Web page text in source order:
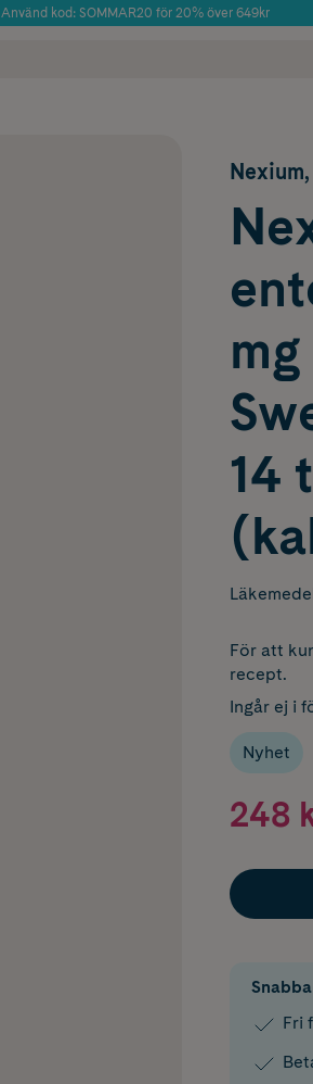
Använd kod: SOMMAR20 för 20% över 649kr
Nexium,
14
För att
recept.
Ingår ej i
Nyhet
248
Fri